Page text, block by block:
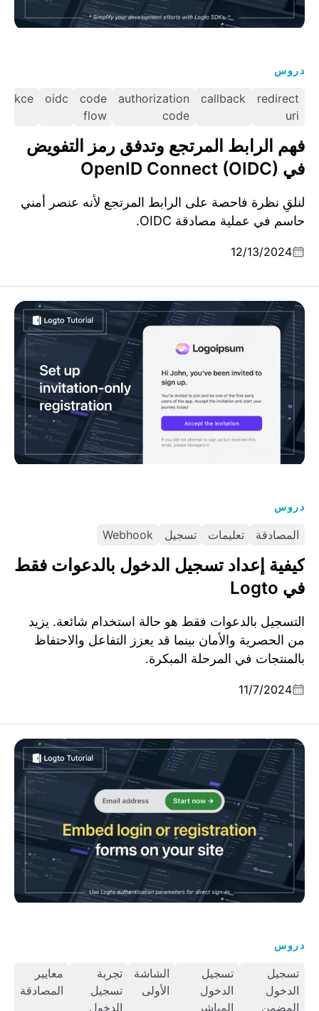
دروس
redirect
uri
callback
authorization
code
code
flow
oidc
pkce
فهم الرابط المرتجع وتدفق رمز التفويض
في OpenID Connect (OIDC)
لنلقِ نظرة فاحصة على الرابط المرتجع لأنه عنصر أمني
حاسم في عملية مصادقة OIDC.
12/13/2024
دروس
المصادقة تعليمات تسجيل Webhook
كيفية إعداد تسجيل الدخول بالدعوات فقط
في Logto
التسجيل بالدعوات فقط هو حالة استخدام شائعة. يزيد
من الحصرية والأمان بينما قد يعزز التفاعل والاحتفاظ
بالمنتجات في المرحلة المبكرة.
11/7/2024
كيفية إعداد تسجيل الدخول بالدعوات فقط في Logto
دروس
تسجيل
الدخول
المضمن
تسجيل
الدخول
المباشر
الشاشة
الأولى
تجربة
تسجيل
الدخول
معايير
المصادقة
تضمين نماذج تسجيل الدخول أو التسجيل بأمان على موقعك